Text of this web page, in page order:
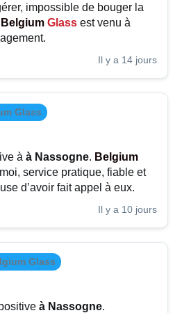
impossible de bouger la
Belgium Glass est venu à
Il y a 14 jours
Glass
à à Nassogne. Belgium
service pratique, fiable et
d’avoir fait appel à eux.
Il y a 10 jours
Glass
à Nassogne.